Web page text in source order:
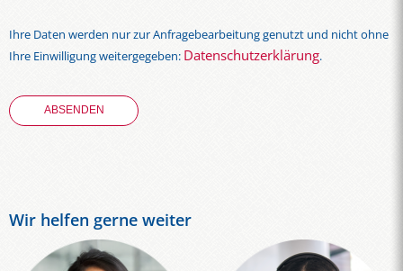
Ihre Daten werden nur zur Anfragebearbeitung genutzt und nicht ohne
Ihre Einwilligung weitergegeben: Datenschutzerklärung.
Wir helfen gerne weiter